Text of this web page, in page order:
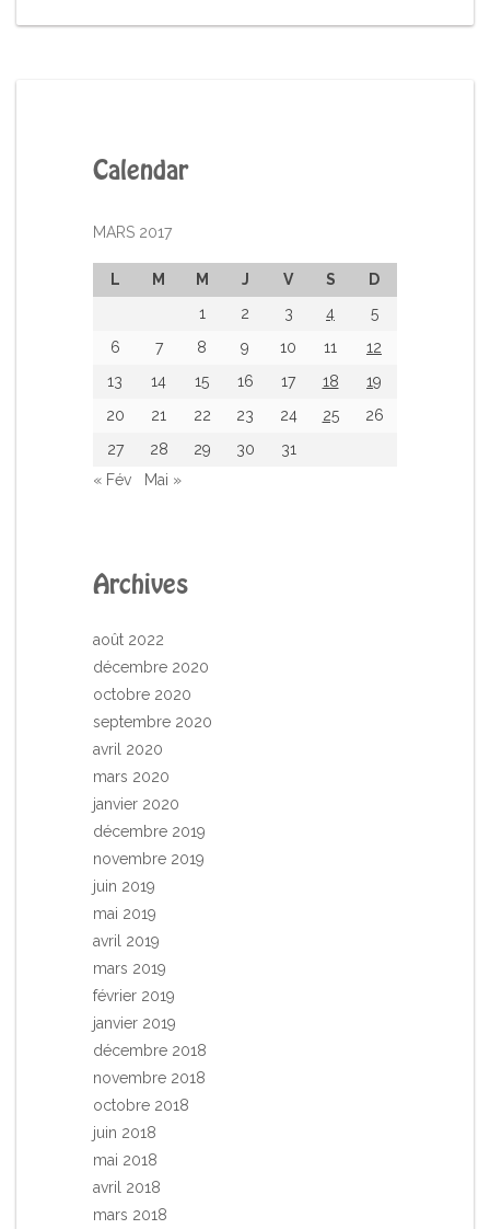
Calendar
MARS 2017
L M M J V S
D
1
2 3 4
5
6
7 8 9 10 11
12
13
14 15 16 17 18
19
20
21 22 23 24 25
26
27
28 29 30
31
« Fév
Mai »
Archives
août 2022
décembre 2020
octobre 2020
septembre 2020
avril 2020
mars 2020
janvier 2020
décembre 2019
novembre 2019
juin 2019
mai 2019
avril 2019
mars 2019
février 2019
janvier 2019
décembre 2018
novembre 2018
octobre 2018
juin 2018
mai 2018
avril 2018
mars 2018